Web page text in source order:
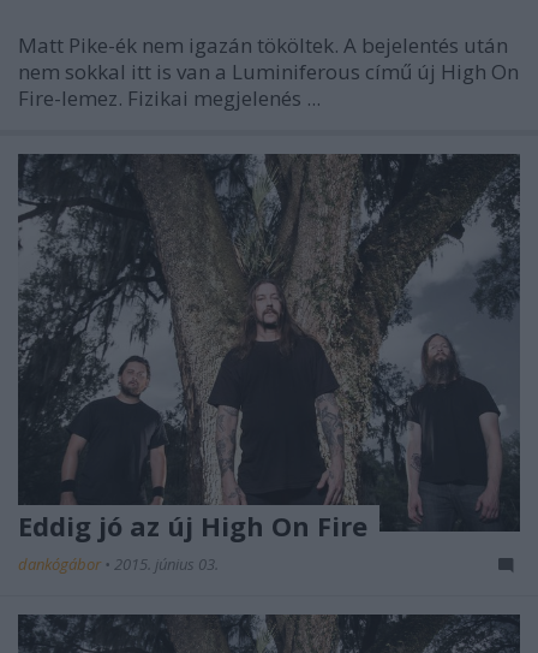
Matt Pike-ék nem igazán tököltek. A bejelentés után
nem sokkal itt is van a Luminiferous című új High On
Fire-lemez. Fizikai megjelenés ...
Eddig jó az új High On Fire
dankógábor • 2015. június 03.